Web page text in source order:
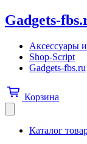
Gadgets-
Аксессуары
Shop-Script
Gadgets-fbs.ru
Корзина
Каталог